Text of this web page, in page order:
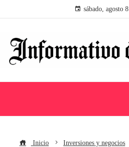
sábado, agosto 8
Inicio
Inversiones y negocios